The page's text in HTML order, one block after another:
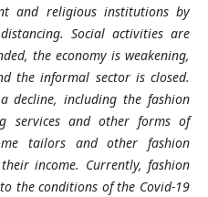
and religious institutions by
Social activities are
the economy is weakening,
the informal sector is closed.
decline, including the fashion
services and other forms of
tailors and other fashion
income. Currently, fashion
the conditions of the Covid-19